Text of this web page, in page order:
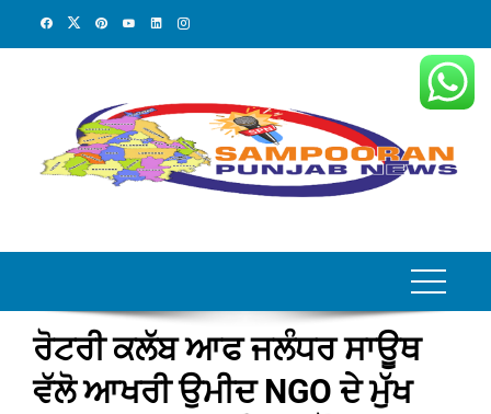
ਰੋਟਰੀ ਕਲੱਬ ਆਫ ਜਲੰਧਰ ਸਾਊਥ
ਵੱਲੋ ਆਖਰੀ ਉਮੀਦ NGO ਦੇ ਮੁੱਖ